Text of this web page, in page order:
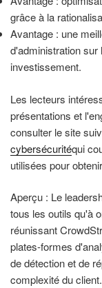
grâce à la
Avantage : une
d'administration sur
investissement.
Les lecteurs
présentations et
consulter le site
cybersécuritéqui
utilisées pour
Aperçu : Le
tous les outils qu'à
réunissant
plates-formes
de détection et de
complexité du client.